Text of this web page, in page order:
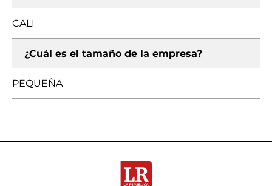
CALI
¿Cuál es el tamaño de la empresa?
PEQUEÑA